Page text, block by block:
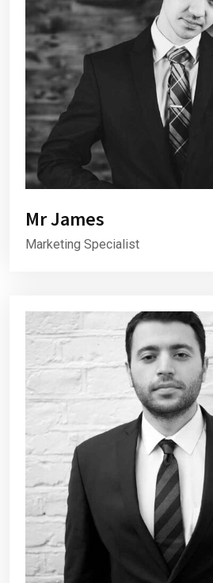
Mr James
Marketing Specialist